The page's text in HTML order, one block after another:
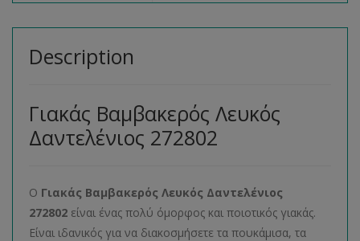
Description
Γιακάς Βαμβακερός Λευκός
Δαντελένιος 272802
Ο Γιακάς Βαμβακερός Λευκός Δαντελένιος
272802 είναι ένας πολύ όμορφος και ποιοτικός γιακάς.
Είναι ιδανικός για να διακοσμήσετε τα πουκάμισα, τα